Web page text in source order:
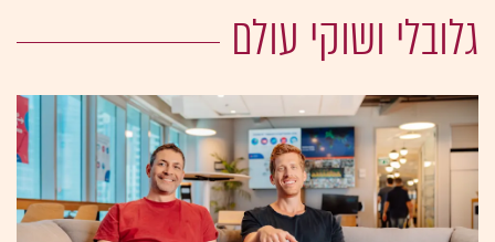
גלובלי ושוקי עולם